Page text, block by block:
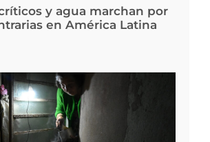
y agua marchan por
en América Latina